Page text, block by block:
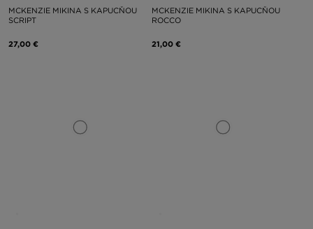
MCKENZIE MIKINA S KAPUCŇOU
SCRIPT
27,00 €
MCKENZIE MIKINA S KAPUCŇOU
ROCCO
21,00 €